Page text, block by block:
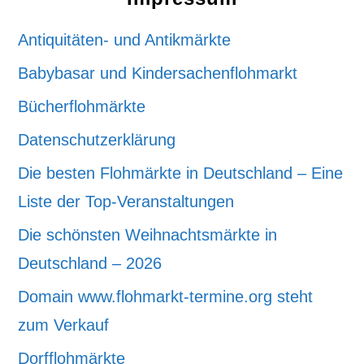
Antiquitäten- und Antikmärkte
Babybasar und Kindersachenflohmarkt
Bücherflohmärkte
Datenschutzerklärung
Die besten Flohmärkte in Deutschland – Eine
Liste der Top-Veranstaltungen
Die schönsten Weihnachtsmärkte in
Deutschland – 2026
Domain www.flohmarkt-termine.org steht
zum Verkauf
Dorfflohmärkte